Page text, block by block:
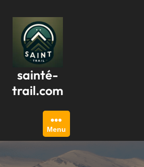
contenu
sainté-
trail.com
Menu